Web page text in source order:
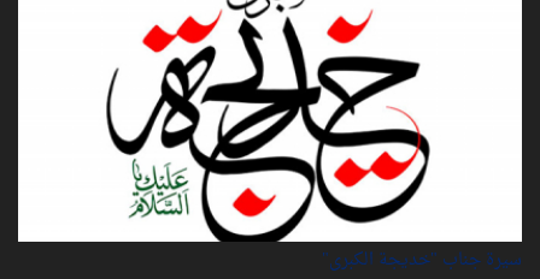
سيرة‌ جناب "خديجة‌ الكبرى"